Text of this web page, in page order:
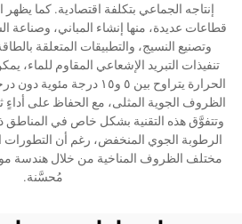
إنتاجه الجماعي بتكلفة اقتصادية. كما يظهر
قطاعات عديدة، منها إنشاء المباني، وصناعة
وتصنيع النسيج، والتطبيقات المتعلقة
تنفيذات التبريد الإشعاعي المقاوم
الحرارة يتراوح بين ٥ و١٥
الظروف الجوية المثلى، مع الحفاظ على أداءٍ
وتتفوَّق هذه التقنية بشكل خاص في المناطق
الرطوبة الجوي المنخفض، رغم أن التطورات
مختلف الظروف المناخية من خلال هندسة
مُحسَّنة.